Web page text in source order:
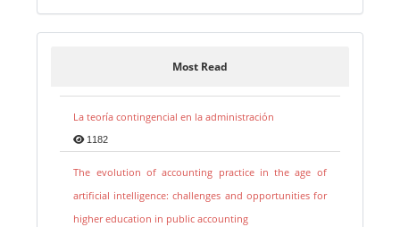
Most Read
La teoría contingencial en la administración
1182
The evolution of accounting practice in the age of
artificial intelligence: challenges and opportunities for
higher education in public accounting